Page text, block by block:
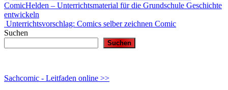
ComicHelden – Unterrichtsmaterial für die Grundschule Geschichte
entwickeln
Unterrichtsvorschlag: Comics selber zeichnen Comic
Suchen
Suchen
Sachcomic - Leitfaden online >>